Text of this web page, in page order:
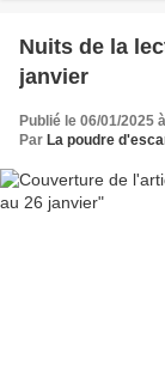
Nuits de la
janvier
Publié le 06/01/2025
Par La poudre